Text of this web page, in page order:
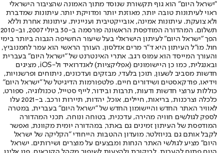
"ישראל היום" הוא גוף תקשורת שנוסד מתוך האמונה שהציבור הישראלי
ראוי לעיתונות טובה יותר, מאוזנת יותר ומדויקת יותר. עיתונות שמדברת
ולא צועקת. עיתונות אמינה, אובייקטיבית ועניינית. עיתונות אחרת וללא
תשלום. המהדורה המודפסת הראשונה פורסמה ב-30 ביולי 2007, וב-2010
הפך "ישראל היום" לעיתון הישראלי בעל שיעור החשיפה הגבוה ביותר בימי
חול. מו"ל העיתון היא ד"ר מרים אדלסון. העורך הראשי הוא עמר לחמנוביץ,
והעורך המייסד הוא עמוס רגב. אתרי האינטרנט של "ישראל היום" בעברית
ובאנגלית, כמו כן היישומונים (אפליקציות) לאנדרואיד ול-iOS, מציגים
חדשות מסביב לשעון, תוכן בלעדי, מבזקים ועדכונים, ניתוחים ופרשנויות,
וידיאו, פודקאסטים ושידורים חיים. פלטפורמות הדיגיטל של "ישראל היום"
כוללות ערוצי חדשות ודעות, תרבות ובידור, לייף סטייל, טכנולוגיה, ספורט,
כלכלה וצרכנות, בריאות, חיילים, אוכל, יהדות, תיירות ורכב. ב-2021 עלו
לאוויר האתר החדש והיישומון החדש של "ישראל היום" בעברית, במטרה
לספק לגולשים חוויה מהירה, עדכנית, בטוחה ונוחה. תכני המהדורה
המודפסת של העיתון זמינים גם באתר, במהדורה יומית מקוונת, ואפשר
לקבל אותם גם בניוזלטר. מועדון ההטבות הייחודי "הקליקה של ישראל
היום" מציע לגולשי האתר הנחות ומבצעים על מוצרים ושירותים. ישראל